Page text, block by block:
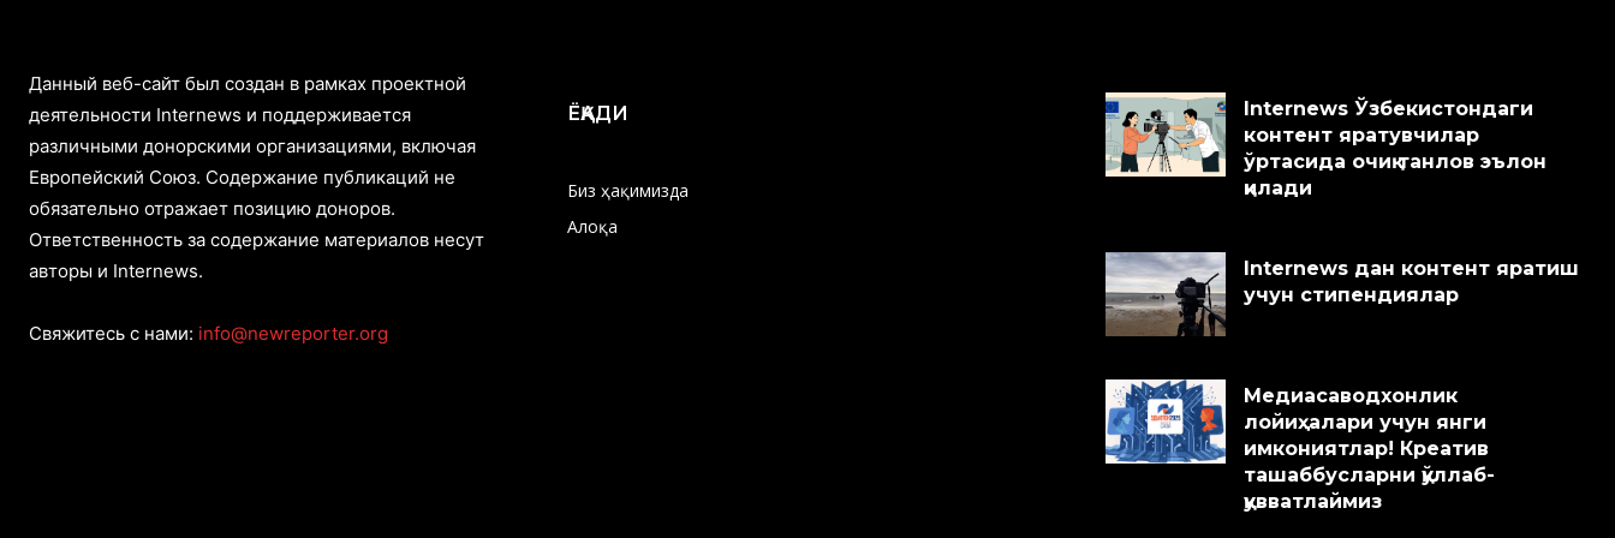
Данный веб-сайт был создан в рамках проектной
деятельности Internews и поддерживается
различными донорскими организациями, включая
Европейский Союз. Содержание публикаций не
обязательно отражает позицию доноров.
Ответственность за содержание материалов несут
авторы и Internews.
Свяжитесь с нами: info@newreporter.org
ЁҚАДИ
Биз ҳақимизда
Алоқа
Internews Ўзбекистондаги
контент яратувчилар
ўртасида очиқ танлов эълон
қилади
Internews дан контент яратиш
учун стипендиялар
Медиасаводхонлик
лойиҳалари учун янги
имкониятлар! Креатив
ташаббусларни қўллаб-
қувватлаймиз